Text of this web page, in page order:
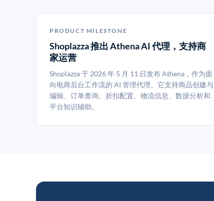
PRODUCT MILESTONE
Shoplazza 推出 Athena AI 代理，支持商
家运营
Shoplazza 于 2026 年 5 月 11 日发布 Athena，作为面
向电商后台工作流的 AI 管理代理。它支持商品创建与
编辑、订单查询、折扣配置、物流信息、数据分析和
平台知识辅助。